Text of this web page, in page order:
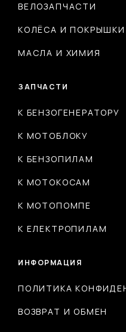
ВЕЛОЗАПЧАСТИ
КОЛЁСА И ПОКРЫШКИ
МАСЛА И ХИМИЯ
ЗАПЧАСТИ
К БЕНЗОГЕНЕРАТОРУ
К МОТОБЛОКУ
К БЕНЗОПИЛАМ
К МОТОКОСАМ
К МОТОПОМПЕ
К ЕЛЕКТРОПИЛАМ
ИНФОРМАЦИЯ
ПОЛИТИКА
ВОЗВРАТ И ОБМЕН